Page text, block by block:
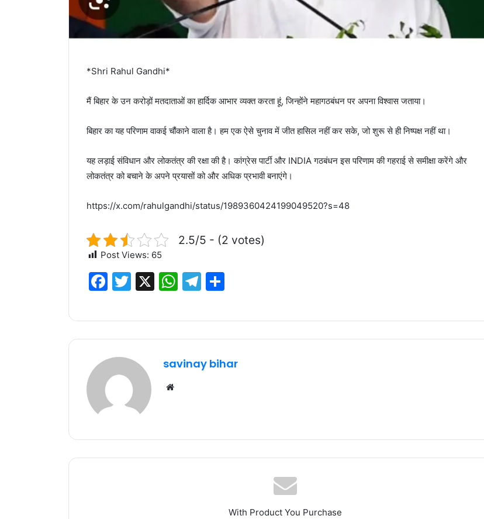
*Shri Rahul Gandhi*
मैं बिहार के उन करोड़ों मतदाताओं का हार्दिक आभार व्यक्त करता हूं, जिन्होंने महागठबंधन पर अपना विश्वास जताया।
बिहार का यह परिणाम वाकई चौंकाने वाला है। हम एक ऐसे चुनाव में जीत हासिल नहीं कर सके, जो शुरू से ही निष्पक्ष नहीं था।
यह लड़ाई संविधान और लोकतंत्र की रक्षा की है। कांग्रेस पार्टी और INDIA गठबंधन इस परिणाम की गहराई से समीक्षा करेंगे और
लोकतंत्र को बचाने के अपने प्रयासों को और अधिक प्रभावी बनाएंगे।
https://x.com/rahulgandhi/status/1989360424199049520?s=48
2.5/5 - (2 votes)
Post Views: 65
F
c
e
b
o
o
k
T
it
te
r
X
W
at
s
A
p
T
e
g
ra
m
ar
e
savinay bihar
With Product You Purchase